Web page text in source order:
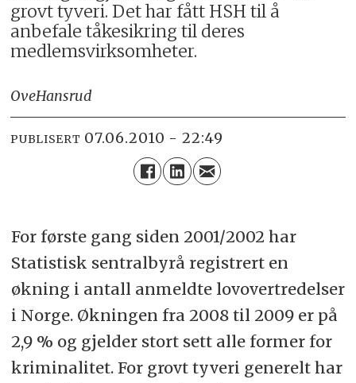
grovt tyveri. Det har fått HSH til å
anbefale tåkesikring til deres
medlemsvirksomheter.
OveHansrud
PUBLISERT 07.06.2010 - 22:49
For første gang siden 2001/2002 har
Statistisk sentralbyrå registrert en
økning i antall anmeldte lovovertredelser
i Norge. Økningen fra 2008 til 2009 er på
2,9 % og gjelder stort sett alle former for
kriminalitet. For grovt tyveri generelt har